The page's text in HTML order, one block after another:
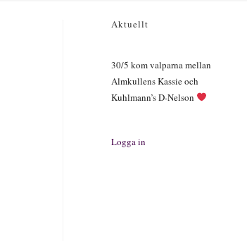
Aktuellt
30/5 kom valparna mellan
Almkullens Kassie och
Kuhlmann’s D-Nelson
Logga in